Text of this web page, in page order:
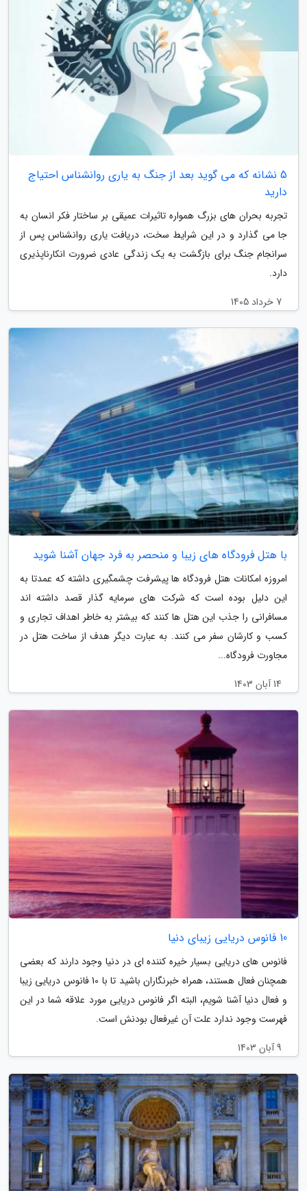
5 نشانه که می گوید بعد از جنگ به یاری روانشناس احتیاج
دارید
تجربه بحران های بزرگ همواره تاثیرات عمیقی بر ساختار فکر انسان به
جا می گذارد و در این شرایط سخت، دریافت یاری روانشناس پس از
سرانجام جنگ برای بازگشت به یک زندگی عادی ضرورت انکارناپذیری
دارد.
7 خرداد 1405
با هتل فرودگاه های زیبا و منحصر به فرد جهان آشنا شوید
امروزه امکانات هتل فرودگاه ها پیشرفت چشمگیری داشته که عمدتا به
این دلیل بوده است که شرکت های سرمایه گذار قصد داشته اند
مسافرانی را جذب این هتل ها کنند که بیشتر به خاطر اهداف تجاری و
کسب و کارشان سفر می کنند. به عبارت دیگر هدف از ساخت هتل در
مجاورت فرودگاه...
14 آبان 1403
10 فانوس دریایی زیبای دنیا
فانوس های دریایی بسیار خیره کننده ای در دنیا وجود دارند که بعضی
همچنان فعال هستند، همراه خبرنگاران باشید تا با 10 فانوس دریایی زیبا
و فعال دنیا آشنا شویم، البته اگر فانوس دریایی مورد علاقه شما در این
فهرست وجود ندارد علت آن غیرفعال بودنش است.
9 آبان 1403